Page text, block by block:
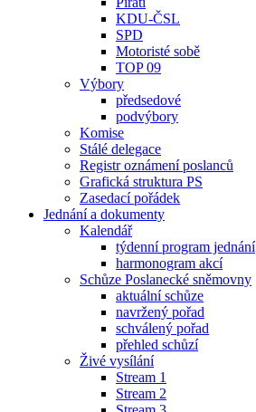
KDU-ČSL
SPD
Motoristé sobě
TOP 09
Výbory
předsedové
podvýbory
Komise
Stálé delegace
Registr oznámení poslanců
Grafická struktura PS
Zasedací pořádek
Jednání a dokumenty
Kalendář
týdenní program jednání
harmonogram akcí
Schůze Poslanecké sněmovny
aktuální schůze
navržený pořad
schválený pořad
přehled schůzí
Živé vysílání
Stream 1
Stream 2